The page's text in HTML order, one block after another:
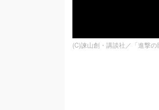
(C)諫山創・講談社／「進撃